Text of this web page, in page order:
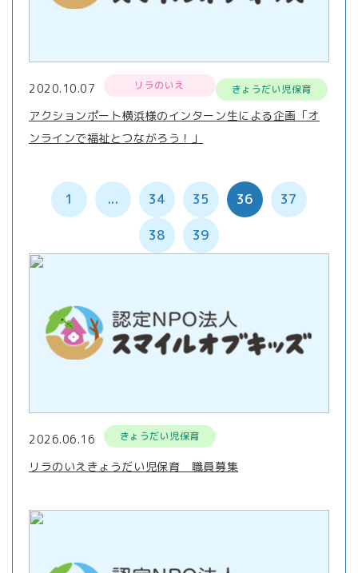
2020.10.07 リラのいえ きょうだい児保育
アクションポート横浜様のインターン生による企画「オ
ンラインで福祉とつながろう！」
1 ... 34 35 36 37
38 39
2026.06.16 きょうだい児保育
リラのいえきょうだい児保育 職員募集